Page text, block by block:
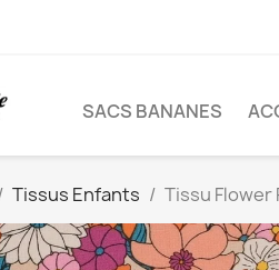
SACS BANANES
Tissus Enfants Tissu Flower